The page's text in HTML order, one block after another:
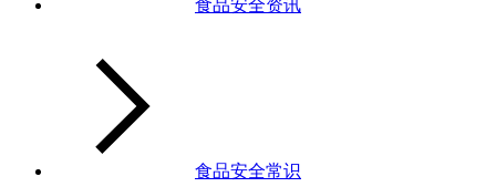
食品安全资讯
食品安全常识